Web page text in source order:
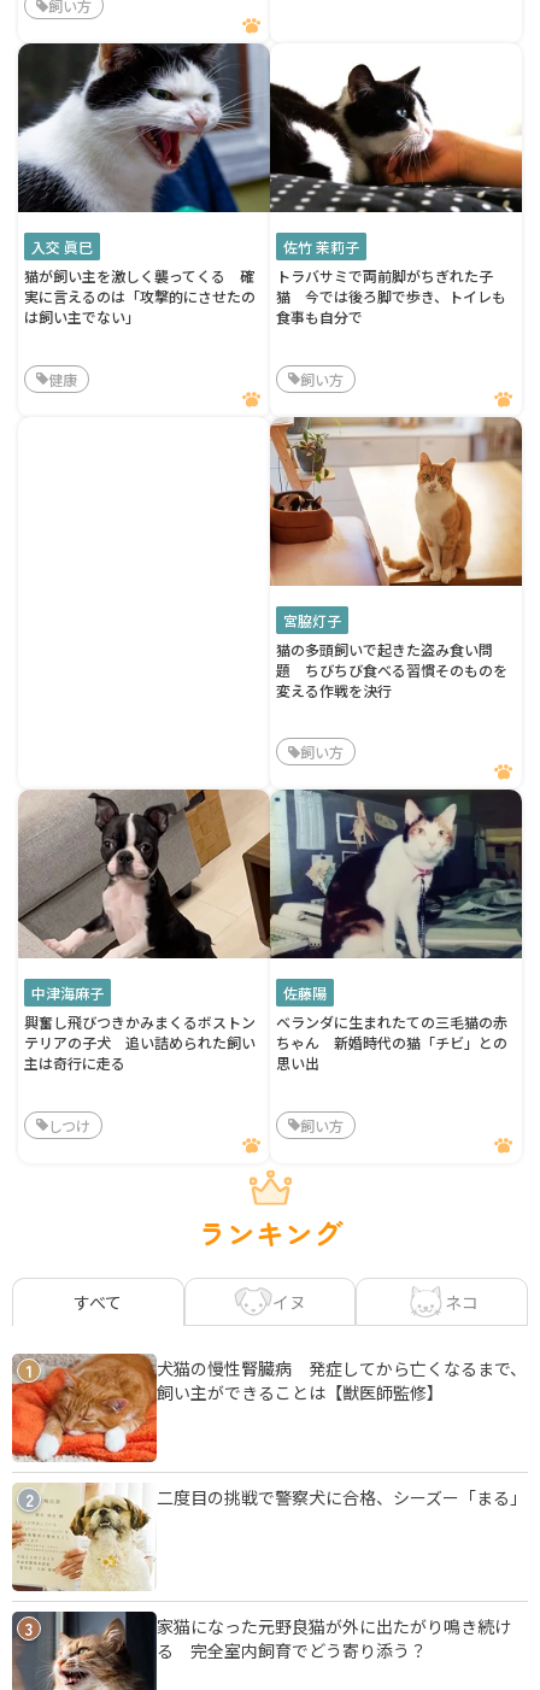
飼い方
入交 眞巳
猫が飼い主を激しく襲ってくる 確
実に言えるのは「攻撃的にさせたの
は飼い主でない」
健康
佐竹 茉莉子
トラバサミで両前脚がちぎれた子
猫 今では後ろ脚で歩き、トイレも
食事も自分で
飼い方
宮脇灯子
猫の多頭飼いで起きた盗み食い問
題 ちびちび食べる習慣そのものを
変える作戦を決行
飼い方
中津海麻子
興奮し飛びつきかみまくるボストン
テリアの子犬 追い詰められた飼い
主は奇行に走る
しつけ
佐藤陽
ベランダに生まれたての三毛猫の赤
ちゃん 新婚時代の猫「チビ」との
思い出
飼い方
ランキング
すべて イヌ ネコ
1
犬猫の慢性腎臓病 発症してから亡くなるまで、
飼い主ができることは【獣医師監修】
2 二度目の挑戦で警察犬に合格、シーズー「まる」
3
家猫になった元野良猫が外に出たがり鳴き続け
る 完全室内飼育でどう寄り添う？